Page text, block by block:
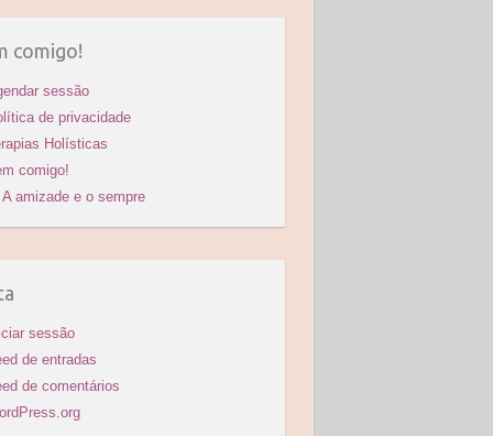
comigo!
sessão
de privacidade
Holísticas
comigo!
A amizade e o sempre
sessão
de entradas
de comentários